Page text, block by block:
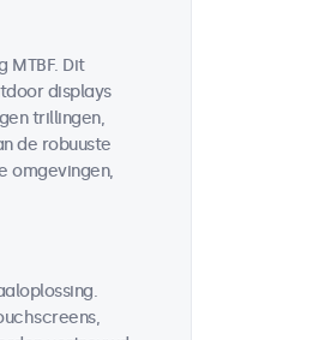
MTBF. Dit
displays
trillingen,
de robuuste
omgevingen,